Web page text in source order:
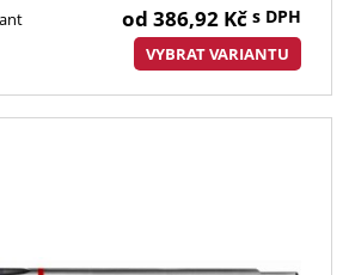
od 386,92 Kč s DPH
VYBRAT VARIANTU